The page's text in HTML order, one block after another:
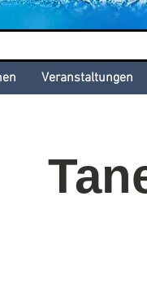
Veranstaltungen